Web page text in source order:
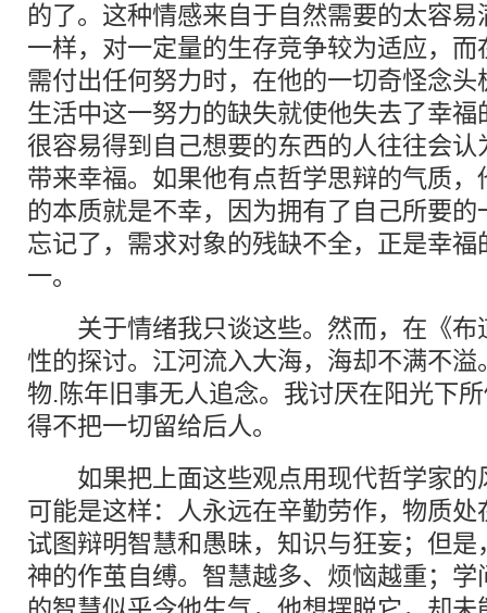
的了。这种情感来自于自然需要的太容
一样，对一定量的生存竞争较为适应，
需付出任何努力时，在他的一切奇怪念
生活中这一努力的缺失就使他失去了幸
很容易得到自己想要的东西的人往往会
带来幸福。如果他有点哲学思辩的气质
的本质就是不幸，因为拥有了自己所要
忘记了，需求对象的残缺不全，正是幸
一。
关于情绪我只谈这些。然而，在《布
性的探讨。江河流入大海，海却不满不
物.陈年旧事无人追念。我讨厌在阳光下
得不把一切留给后人。
如果把上面这些观点用现代哲学家的
可能是这样：人永远在辛勤劳作，物质
试图辩明智慧和愚昧，知识与狂妄；但
神的作茧自缚。智慧越多、烦恼越重；